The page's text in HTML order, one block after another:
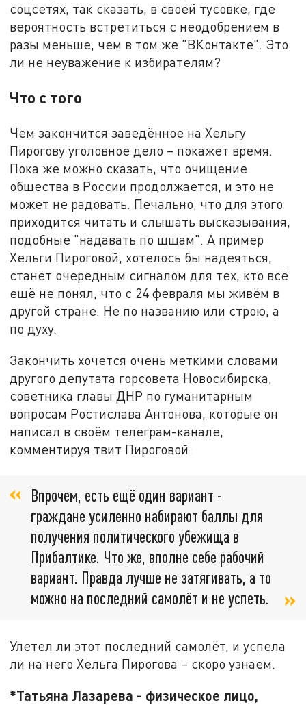
соцсетях, так сказать, в своей тусовке, где
вероятность встретиться с неодобрением в
разы меньше, чем в том же "ВКонтакте". Это
ли не неуважение к избирателям?
Что с того
Чем закончится заведённое на Хельгу
Пирогову уголовное дело – покажет время.
Пока же можно сказать, что очищение
общества в России продолжается, и это не
может не радовать. Печально, что для этого
приходится читать и слышать высказывания,
подобные "надавать по щщам". А пример
Хельги Пироговой, хотелось бы надеяться,
станет очередным сигналом для тех, кто всё
ещё не понял, что с 24 февраля мы живём в
другой стране. Не по названию или строю, а
по духу.
Закончить хочется очень меткими словами
другого депутата горсовета Новосибирска,
советника главы ДНР по гуманитарным
вопросам Ростислава Антонова, которые он
написал в своём телеграм-канале,
комментируя твит Пироговой:
Впрочем, есть ещё один вариант -
граждане усиленно набирают баллы для
получения политического убежища в
Прибалтике. Что же, вполне себе рабочий
вариант. Правда лучше не затягивать, а то
можно на последний самолёт и не успеть.
Улетел ли этот последний самолёт, и успела
ли на него Хельга Пирогова – скоро узнаем.
*Татьяна Лазарева - физическое лицо,